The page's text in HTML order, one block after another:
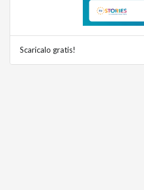
Scaricalo gratis!